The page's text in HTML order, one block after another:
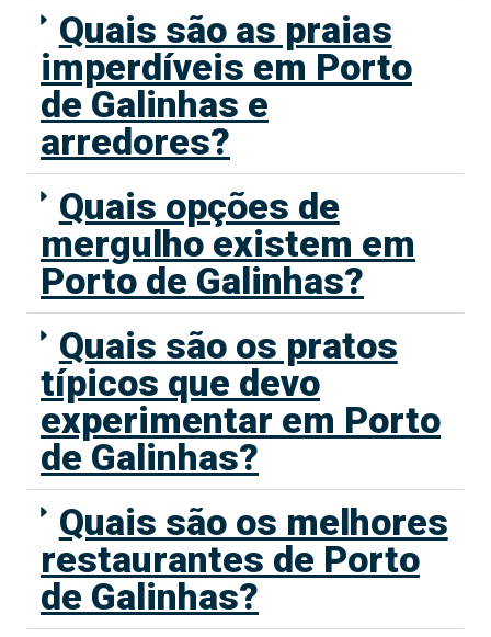
Quais são as praias
imperdíveis em Porto
de Galinhas e
arredores?
Quais opções de
mergulho existem em
Porto de Galinhas?
Quais são os pratos
típicos que devo
experimentar em Porto
de Galinhas?
Quais são os melhores
restaurantes de Porto
de Galinhas?